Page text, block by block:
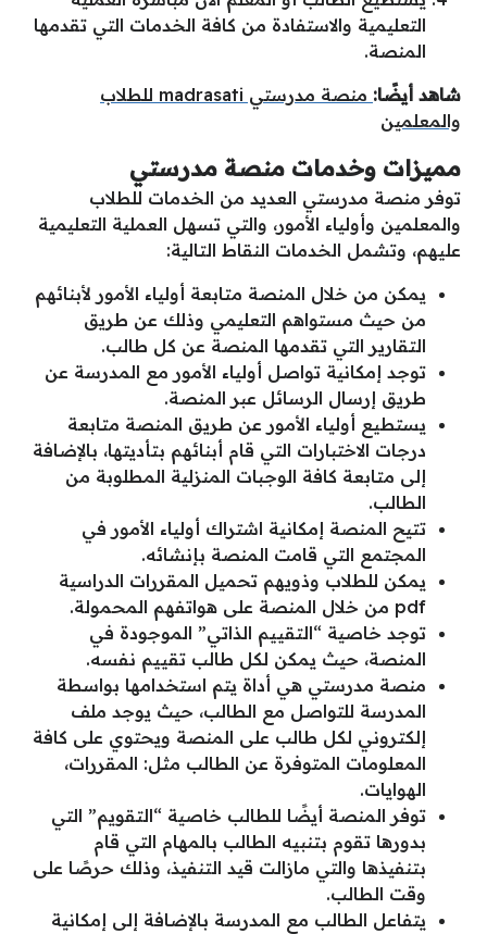
التعليمية والاستفادة من كافة الخدمات التي تقدمها
المنصة.
شاهد أيضًا:
منصة مدرستي madrasati للطلاب
والمعلمين
مميزات وخدمات منصة مدرستي
توفر منصة مدرستي العديد من الخدمات للطلاب
والمعلمين وأولياء الأمور، والتي تسهل العملية التعليمية
عليهم، وتشمل الخدمات النقاط التالية:
يمكن من خلال المنصة متابعة أولياء الأمور لأبنائهم
من حيث مستواهم التعليمي وذلك عن طريق
التقارير التي تقدمها المنصة عن كل طالب.
توجد إمكانية تواصل أولياء الأمور مع المدرسة عن
طريق إرسال الرسائل عبر المنصة.
يستطيع أولياء الأمور عن طريق المنصة متابعة
درجات الاختبارات التي قام أبنائهم بتأديتها، بالإضافة
إلى متابعة كافة الوجبات المنزلية المطلوبة من
الطالب.
تتيح المنصة إمكانية اشتراك أولياء الأمور في
المجتمع التي قامت المنصة بإنشائه.
يمكن للطلاب وذويهم تحميل المقررات الدراسية
pdf من خلال المنصة على هواتفهم المحمولة.
توجد خاصية “التقييم الذاتي” الموجودة في
المنصة، حيث يمكن لكل طالب تقييم نفسه.
منصة مدرستي هي أداة يتم استخدامها بواسطة
المدرسة للتواصل مع الطالب، حيث يوجد ملف
إلكتروني لكل طالب على المنصة ويحتوي على كافة
المعلومات المتوفرة عن الطالب مثل: المقررات،
الهوايات.
توفر المنصة أيضًا للطالب خاصية “التقويم” التي
بدورها تقوم بتنبيه الطالب بالمهام التي قام
بتنفيذها والتي مازالت قيد التنفيذ، وذلك حرصًا على
وقت الطالب.
يتفاعل الطالب مع المدرسة بالإضافة إلى إمكانية